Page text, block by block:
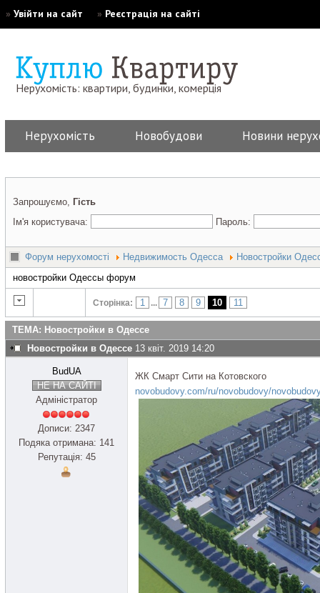
» Увійти на сайт » Реєстрація на сайті
Нерухомість: квартири, будинки, комерція
Нерухомість Новобудови Новини
Запрошуємо, Гість
Ім'я користувача:
Пароль:
Форум нерухомості Недвижимость Одесса
Новостройки
новостройки Одессы форум
Сторінка: 1 ... 7 8 9 10 11
ТЕМА: Новостройки в Одессе
Новостройки в Одессе 13 квіт. 2019 14:20
BudUA
НЕ НА САЙТІ
Адміністратор
Дописи: 2347
Подяка отримана: 141
Репутація: 45
ЖК Смарт Сити на Котовского
novobudovy.com/ru/novobudovy/